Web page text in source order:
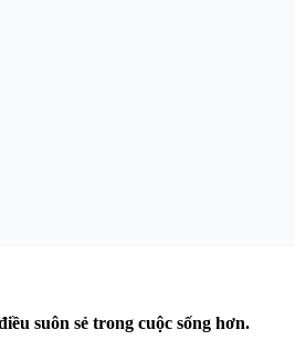
suôn sẻ trong cuộc sống hơn.